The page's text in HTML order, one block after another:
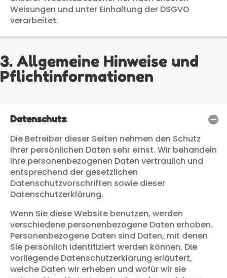
Weisungen und unter Einhaltung der DSGVO
verarbeitet.
3. Allgemeine Hinweise und
Pflichtinformationen
Datenschutz
Die Betreiber dieser Seiten nehmen den Schutz
Ihrer persönlichen Daten sehr ernst. Wir behandeln
Ihre personenbezogenen Daten vertraulich und
entsprechend der gesetzlichen
Datenschutzvorschriften sowie dieser
Datenschutzerklärung.
Wenn Sie diese Website benutzen, werden
verschiedene personenbezogene Daten erhoben.
Personenbezogene Daten sind Daten, mit denen
Sie persönlich identifiziert werden können. Die
vorliegende Datenschutzerklärung erläutert,
welche Daten wir erheben und wofür wir sie